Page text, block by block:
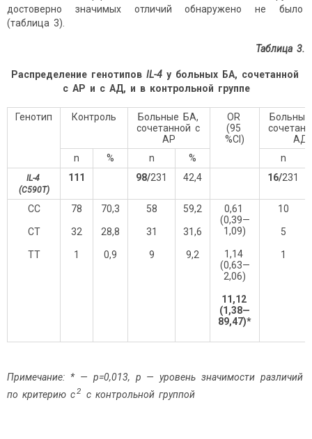
достоверно значимых отличий обнаружено не было
(таблица 3).
Таблица 3.
Распределение генотипов IL-4 у больных БА, сочетанной
с АР и с АД, и в контрольной группе
Генотип Контроль
Больные БА,
сочетанной с
АР
OR
(95
%CI)
АД
n
% n % n
IL-4
(C590T)
111 98/231 42,4 16/231
CC
CT
TT
78
32
1
70,3
28,8
0,9
58
31
9
59,2
31,6
9,2
0,61
(0,39—
1,09)
1,14
(0,63—
2,06)
11,12
(1,38—
89,47)*
10
5
1
Примечание: * — p=0,013, р — уровень значимости различий
по критерию c2 с контрольной группой